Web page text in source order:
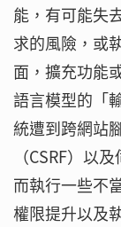
能，有可能失
求的風險，或
面，擴充功能
語言模型的「
統遭到跨網站
（CSRF）以
而執行一些不
權限提升以及